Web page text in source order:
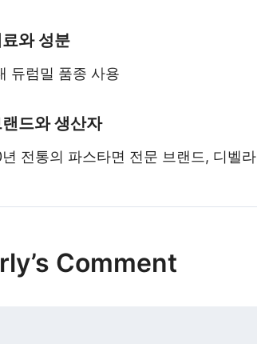
와 성분
듀럼밀 품종 사용
드와 생산자
전통의 파스타면 전문 브랜드, 디벨라
Comment